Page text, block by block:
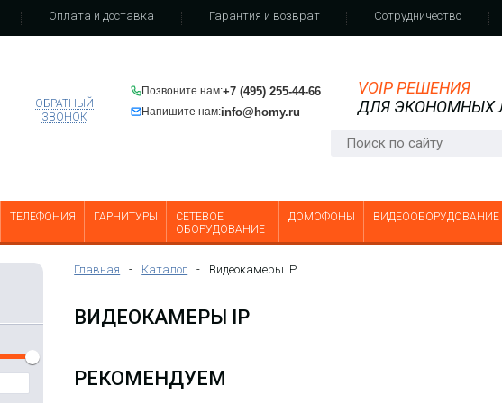
Оплата и доставка Гарантия и возврат Сотрудничество
Позвоните нам:+7 (495) 255-44-66
Напишите нам:info@homy.ru
ОБРАТНЫЙ
ЗВОНОК
VOIP РЕШЕНИЯ
ДЛЯ ЭКОНОМНЫХ
ТЕЛЕФОНИЯ ГАРНИТУРЫ
СЕТЕВОЕ
ОБОРУДОВАНИЕ
ДОМОФОНЫ ВИДЕООБОРУДОВАНИЕ
Главная - Каталог - Видеокамеры IP
ВИДЕОКАМЕРЫ IP
РЕКОМЕНДУЕМ
IP-видеокамера уличная
HFW1230DTP-STW-0280B с Wi-Fi
2Мп, 1/2.8” CMOS, объектив 2.8мм,